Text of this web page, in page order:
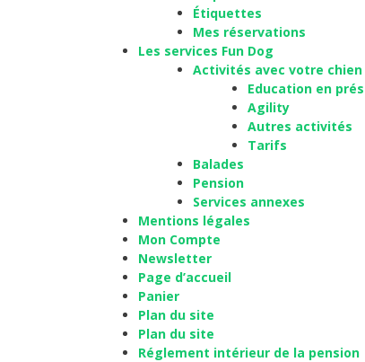
Étiquettes
Mes réservations
Les services Fun Dog
Activités avec votre chien
Education en
Agility
Autres activités
Tarifs
Balades
Pension
Services annexes
Mentions légales
Mon Compte
Newsletter
Page d’accueil
Panier
Plan du site
Plan du site
Réglement intérieur de la pension